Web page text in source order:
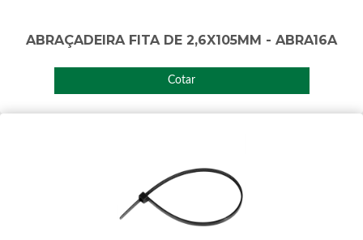
ABRAÇADEIRA FITA DE 2,6X105MM - ABRA16A
Cotar